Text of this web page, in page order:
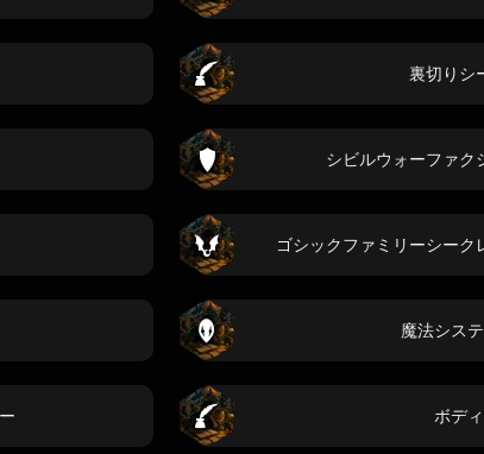
裏切りシ
シビルウォーファク
ゴシックファミリーシー
魔法シス
ボデ